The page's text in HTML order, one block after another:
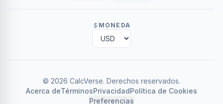
MONEDA
© 2026 CalcVerse. Derechos reservados.
Acerca deTérminosPrivacidadPolítica de Cookies
Preferencias